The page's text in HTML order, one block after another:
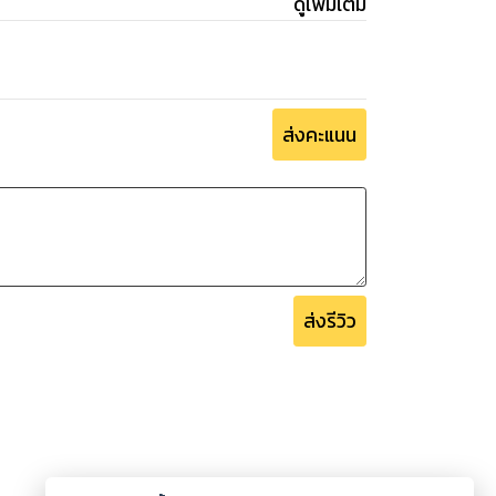
ส่งคะแนน
ส่งรีวิว